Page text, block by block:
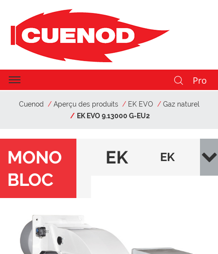
Pro
Cuenod Aperçu des produits EK EVO
Gaz naturel
EK EVO 9.13000 G-EU2
MONO
BLOC
EK
EK
G-